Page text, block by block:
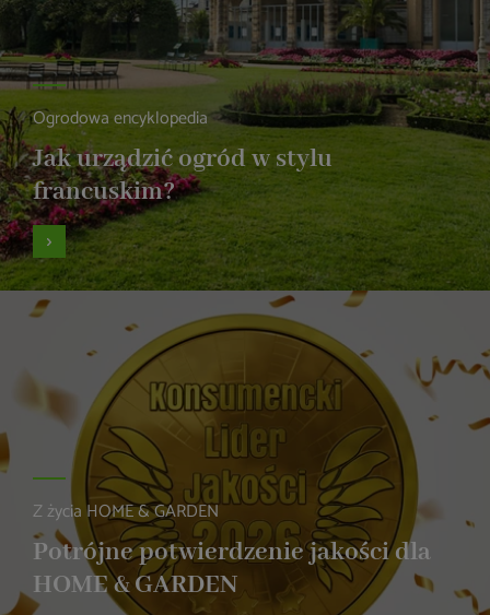
Ogrodowa encyklopedia
Jak urządzić ogród w stylu
francuskim?
Z życia HOME & GARDEN
Potrójne potwierdzenie jakości dla
HOME & GARDEN